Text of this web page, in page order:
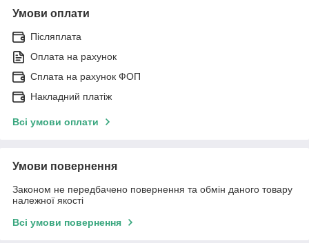
Умови оплати
Післяплата
Оплата на рахунок
Сплата на рахунок ФОП
Накладний платіж
Всі умови оплати
Умови повернення
Законом не передбачено повернення та обмін даного товару
належної якості
Всі умови повернення